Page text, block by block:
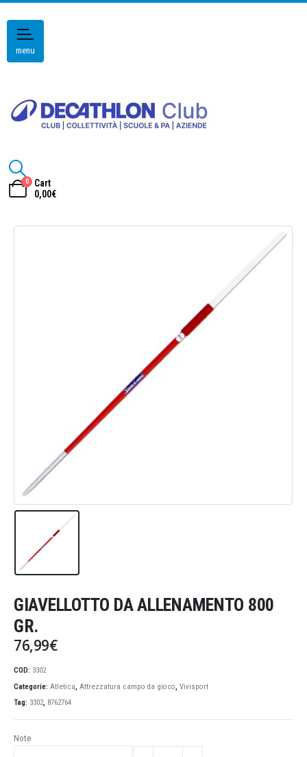
menu
0
Cart
0,00€
GIAVELLOTTO DA ALLENAMENTO 800
GR.
76,99€
COD: 3302
Categorie: Atletica, Attrezzatura campo da gioco, Vivisport
Tag: 3302, 8762764
Note